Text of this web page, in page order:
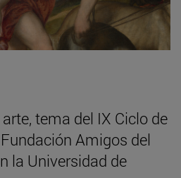
tema del IX Ciclo de
Amigos del
la Universidad de